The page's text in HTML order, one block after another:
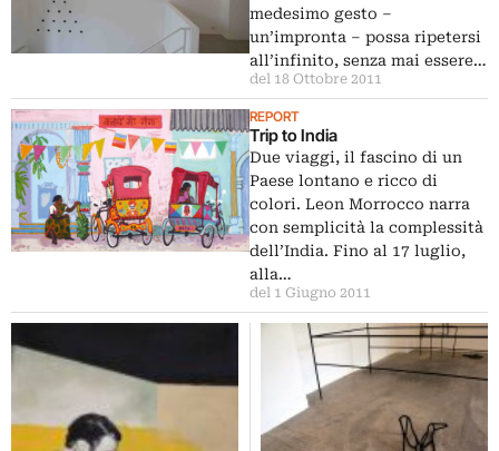
medesimo gesto –
un’impronta – possa ripetersi
all’infinito, senza mai essere…
del 18 Ottobre 2011
REPORT
Trip to India
Due viaggi, il fascino di un
Paese lontano e ricco di
colori. Leon Morrocco narra
con semplicità la complessità
dell’India. Fino al 17 luglio,
alla…
del 1 Giugno 2011